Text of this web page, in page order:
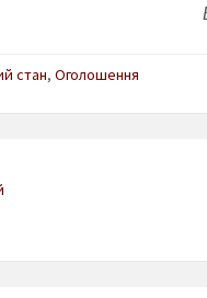
стан, Оголошення